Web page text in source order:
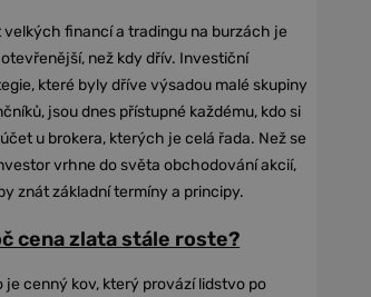
velkých financí a tradingu na burzách je
než kdy dřív. Investiční
které byly dříve výsadou malé skupiny
jsou dnes přístupné každému, kdo si
u brokera, kterých je celá řada. Než se
vrhne do světa obchodování akcií,
znát základní termíny a principy.
cena zlata stále roste?
je cenný kov, který provází lidstvo po